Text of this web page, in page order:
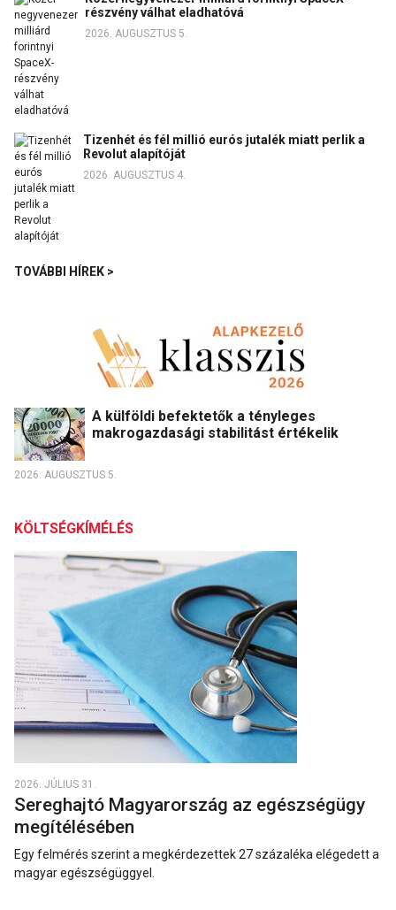
részvény válhat eladhatóvá
2026. AUGUSZTUS 5.
Tizenhét és fél millió eurós jutalék miatt perlik a
Revolut alapítóját
2026. AUGUSZTUS 4.
TOVÁBBI HÍREK >
A külföldi befektetők a tényleges
makrogazdasági stabilitást értékelik
2026. AUGUSZTUS 5.
KÖLTSÉGKÍMÉLÉS
2026. JÚLIUS 31.
Sereghajtó Magyarország az egészségügy
megítélésében
Egy felmérés szerint a megkérdezettek 27 százaléka elégedett a
magyar egészségüggyel.